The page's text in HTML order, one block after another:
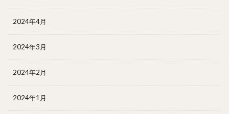
2024年4月
2024年3月
2024年2月
2024年1月